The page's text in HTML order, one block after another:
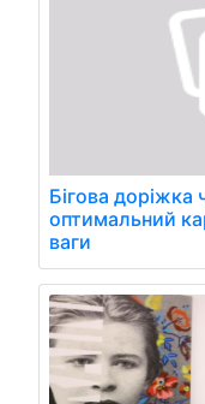
Бігова
оптимальний
ваги